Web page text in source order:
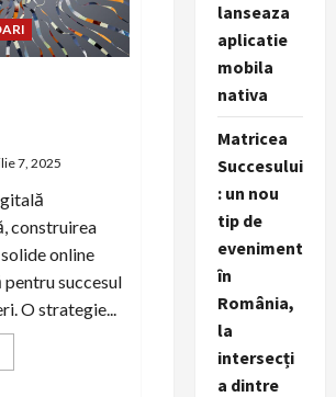
7, 2025
construirea
online
pentru succesul
O strategie...
lanseaza
aplicatie
mobila
nativa
Matricea
Succesului
: un nou
tip de
eveniment
în
România,
la
intersecți
a dintre